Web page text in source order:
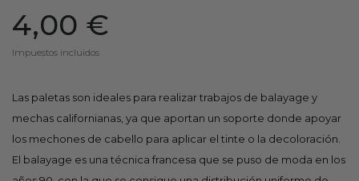
4,00 €
Impuestos incluidos
Las paletas son ideales para realizar trabajos de balayage y
mechas californianas, ya que aportan un soporte donde apoyar
los mechones de cabello para aplicar el tinte o la decoloración.
El balayage es una técnica francesa que se puso de moda en los